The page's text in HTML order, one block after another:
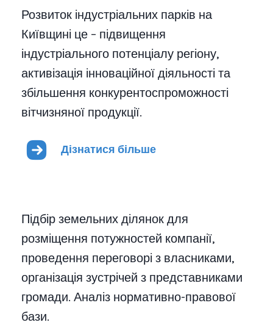
Розвиток індустріальних парків на
Київщині це – підвищення
індустріального потенціалу регіону,
активізація інноваційної діяльності та
збільшення конкурентоспроможності
вітчизняної продукції.
Дізнатися більше
Підбір земельних ділянок для
розміщення потужностей компанії,
проведення переговорі з власниками,
організація зустрічей з представниками
громади. Аналіз нормативно-правової
бази.